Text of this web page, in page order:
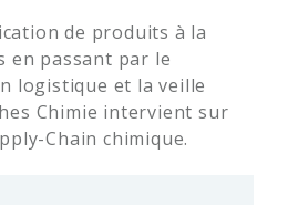
de produits à la
en passant par le
logistique et la veille
Chimie intervient sur
Chain chimique.